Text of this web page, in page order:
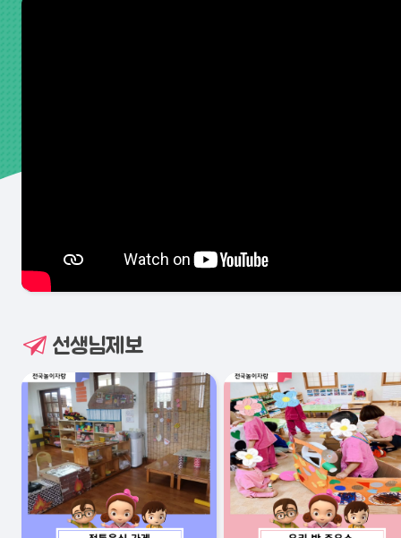
선생님제보